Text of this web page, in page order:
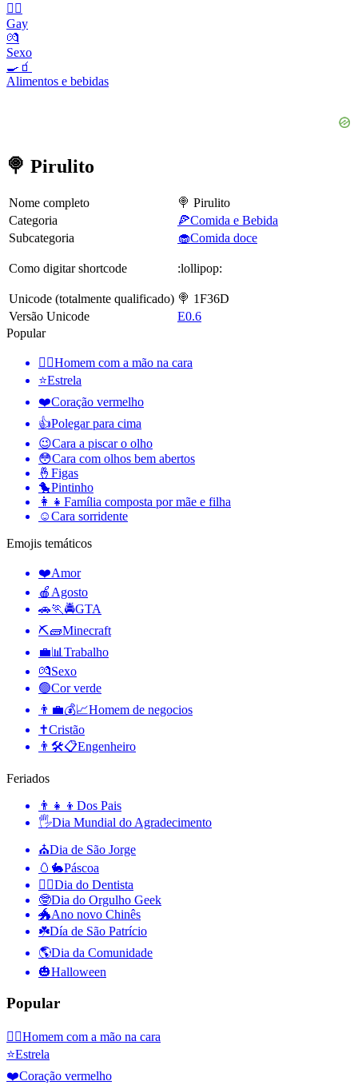
🏳️‍🌈
Gay
💏
Sexo
🍳🧃
Alimentos e bebidas
🍭 Pirulito
Nome completo
🍭 Pirulito
Categoria
🍕Comida e Bebida
Subcategoria
🧁Comida doce
Como digitar shortcode :lollipop:
Unicode (totalmente qualificado) 🍭 1F36D
Versão Unicode
E0.6
Popular
🤦‍♂️Homem com a mão na cara
⭐Estrela
❤️Coração vermelho
👍Polegar para cima
😉Cara a piscar o olho
😳Cara com olhos bem abertos
🤞 Figas
🐤Pintinho
👩‍👧 Família composta por mãe e filha
☺️Cara sorridente
Emojis temáticos
❤️Amor
🍎 Agosto
🚗🏃🚔GTA
⛏🧱Minecraft
💼📊 Trabalho
💏Sexo
🟢Cor verde
👨‍💼💰📈Homem de negocios
✝️Cristão
👨🛠📋Engenheiro
Feriados
👨‍👧‍👦 Dos Pais
🖐Dia Mundial do Agradecimento
⛪️Dia de São Jorge
🥚🐇Páscoa
👨‍⚕️Dia do Dentista
🤓Dia do Orgulho Geek
🐲Ano novo Chinês
☘️Día de São Patrício
🌎Dia da Comunidade
🎃Halloween
Popular
🤦‍♂️Homem com a mão na cara
⭐Estrela
❤️Coração vermelho